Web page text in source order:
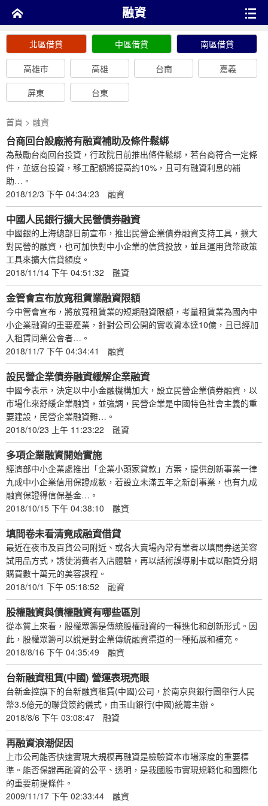
融資
北區借貸 中區借貸 南區借貸
高雄市 高雄 台南
嘉義
屏東
台東
首頁 > 融資
台商回台設廠將有融資補助及條件鬆綁
為鼓勵台商回台投資，行政院日前推出條件鬆綁，若台商符合一定條
件，並返台投資，移工配額將提高約10%，且可有融資利息的補
助…。
2018/12/3 下午 04:34:23 融資
中國人民銀行擴大民營債券融資
中國銀的上海總部日前宣布，推出民營企業債券融資支持工具，擴大
對民營的融資，也可加快對中小企業的信貸投放，並且運用貨幣政策
工具來擴大信貸額度。
2018/11/14 下午 04:51:32 融資
金管會宣布放寬租賃業融資限額
今中管會宣布，將放寬租賃業的短期融資限額，考量租賃業為國內中
小企業融資的重要產業，針對公司公開的實收資本達10億，且已經加
入租賃同業公會者…。
2018/11/7 下午 04:34:41
融資
設民營企業債券融資緩解企業融資
中國今表示，決定以中小金融機構加大，設立民營企業債券融資，以
市場化來舒緩企業融資，並強調，民營企業是中國特色社會主義的重
要建設，民營企業融資難…。
2018/10/23 上午 11:23:22 融資
多項企業融資開始實施
經濟部中小企業處推出「企業小頭家貸款」方案，提供創新事業一律
九成中小企業信用保證成數，若設立未滿五年之新創事業，也有九成
融資保證得信保基金…。
2018/10/15 下午 04:38:10 融資
填問卷未看清竟成融資借貸
最近在夜市及百貨公司附近、或各大賣場內常有業者以填問券送美容
試用品方式，誘使消費者入店體驗，再以話術誤導刷卡或以融資分期
購買數十萬元的美容課程。
2018/10/1 下午 05:18:52 融資
股權融資與債權融資有哪些區別
從本質上來看，股權眾籌是傳統股權融資的一種進化和創新形式。因
此，股權眾籌可以說是對企業傳統融資渠道的一種拓展和補充。
2018/8/16 下午 04:35:49 融資
台新融資租賃(中國) 營運表現亮眼
台新金控旗下的台新融資租賃(中國)公司，於南京與銀行團舉行人民
幣3.5億元的聯貸簽約儀式，由玉山銀行(中國)統籌主辦。
2018/8/6 下午 03:08:47 融資
再融資浪潮促因
上市公司能否快速實現大規模再融資是檢驗資本市場深度的重要標
準。能否保證再融資的公平、透明，是我國股市實現規範化和國際化
的重要前提條件。
2009/11/17 下午 02:33:44 融資